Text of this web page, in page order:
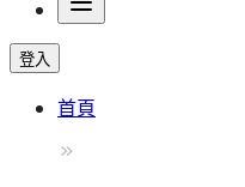
登入
首頁